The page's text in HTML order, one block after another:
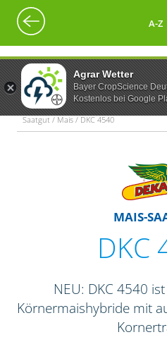
Agrar Wetter
Bayer CropScience
Kostenlos bei Google
A-Z
Saatgut / Mais / DKC 4540
MAIS-
DKC
NEU: DKC 4540
Körnermaishybride mit